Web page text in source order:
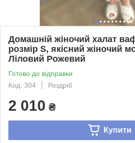
Домашній жіночий халат
розмір S, якісний жіночий
Ліловий Рожевий
Готово до відправки
Код: 304
Роздріб
2 010 ₴
Купити